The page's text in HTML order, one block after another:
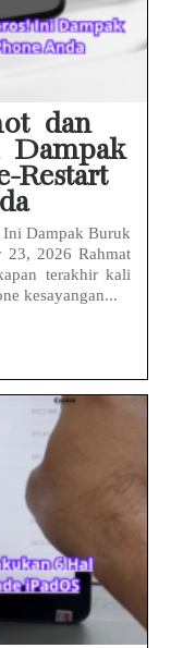
dan
Restart
Dampak Buruk
23, 2026 Rahmat
terakhir kali
kesayangan...